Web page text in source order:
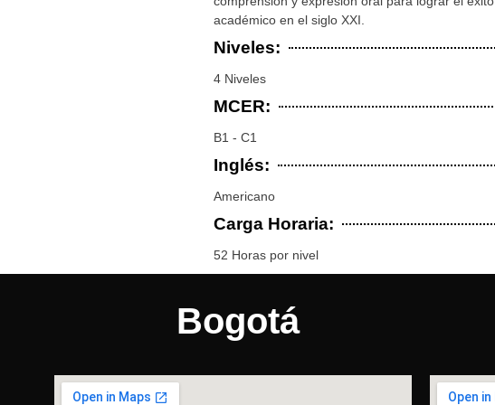
académico en el siglo XXI.
Niveles:
4 Niveles
MCER:
B1 - C1
Inglés:
Americano
Carga Horaria:
52 Horas por nivel
Bogotá